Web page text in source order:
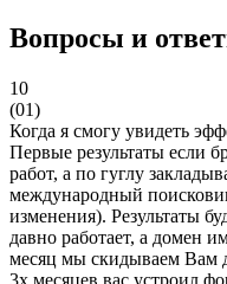
Вопросы и
10
(01)
Когда я смогу увидеть
Первые результаты если
работ, а по гуглу
международный
изменения). Результаты
давно работает, а домен
месяц мы скидываем Вам
3х месяцев вас устроил